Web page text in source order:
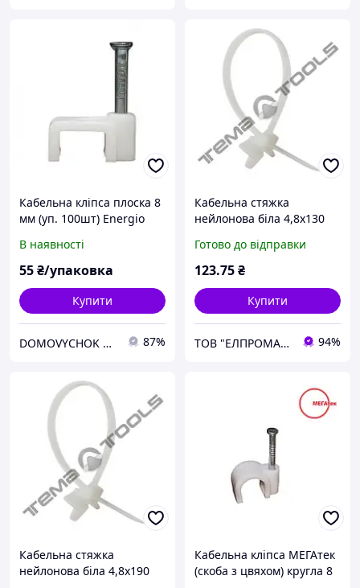
Кабельна кліпса плоска 8
мм (уп. 100шт) Energio
В наявності
55₴/упаковка
Купити
DOMOVYCHOK SHOP 87%
Кабельна стяжка
нейлонова біла 4,8x130
головкою)
Готово до відправки
123.75₴
Купити
ТОВ "ЕЛПРОМАКС" 94%
Кабельна стяжка
нейлонова біла 4,8x190
Кабельна кліпса МЕГАтек
(скоба з цвяхом) кругла 8